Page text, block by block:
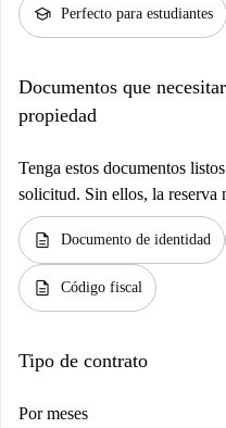
school Perfecto para estudiantes
Documentos que
propiedad
Tenga estos documentos
solicitud. Sin ellos, la reserva
description Documento de identidad
description Código fiscal
Tipo de contrato
Por meses